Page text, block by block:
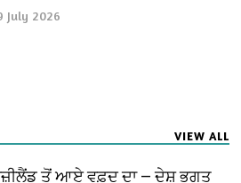
July 2026
VIEW ALL
ਤੋਂ ਆਏ ਵਫ਼ਦ ਦਾ — ਦੇਸ਼ ਭਗਤ